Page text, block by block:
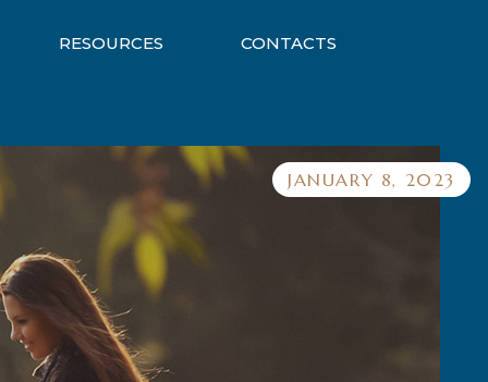
RESOURCES CONTACTS
JANUARY 8, 2023